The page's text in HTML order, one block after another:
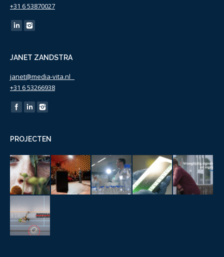
+31 6 53870027
Find us on:
JANET ZANDSTRA
janet@media-vita.nl
+31 6 53266938
Find us on:
PROJECTEN